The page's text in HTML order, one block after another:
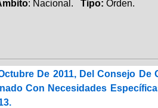
: Nacional. Tipo: Orden.
De 2011, Del Consejo
Con Necesidades